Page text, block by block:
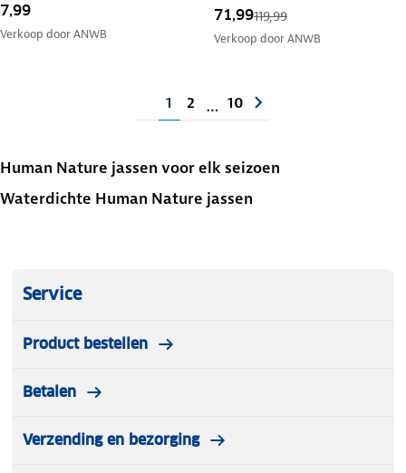
7,99
Verkoop doorANWB
71,99119,99
Verkoop doorANWB
1 2 … 10
Human Nature jassen voor elk seizoen
Waterdichte Human Nature jassen
Service
Product bestellen
Betalen
Verzending en bezorging